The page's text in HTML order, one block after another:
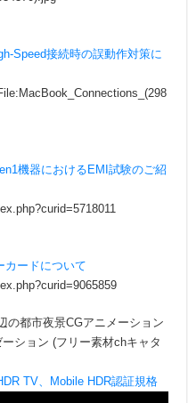
Speed接続時の誤動作対策に
機器におけるEMI試験のご紹
カードについて
の都市夜景CGアニメーション
ション (フリー素材chキャタ
TV、Mobile HDR認証規格